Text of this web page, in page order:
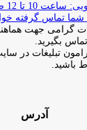
شما تماس گرفته
گرامی جهت
بگیرید.
تبلیغات در
باشید.
آدرس